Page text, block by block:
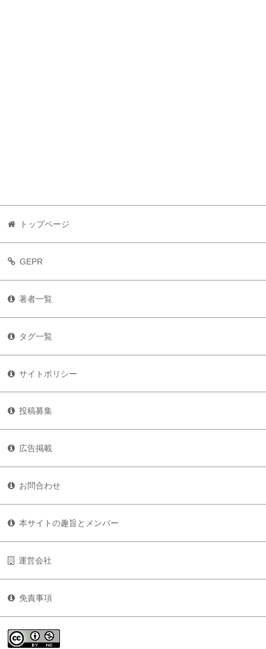
トップページ
GEPR
著者一覧
タグ一覧
サイトポリシー
投稿募集
広告掲載
お問合わせ
本サイトの趣旨とメンバー
運営会社
免責事項